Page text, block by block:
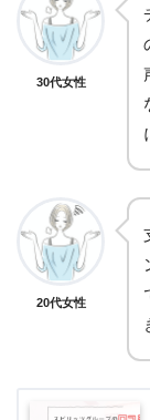
30代女性
20代女性